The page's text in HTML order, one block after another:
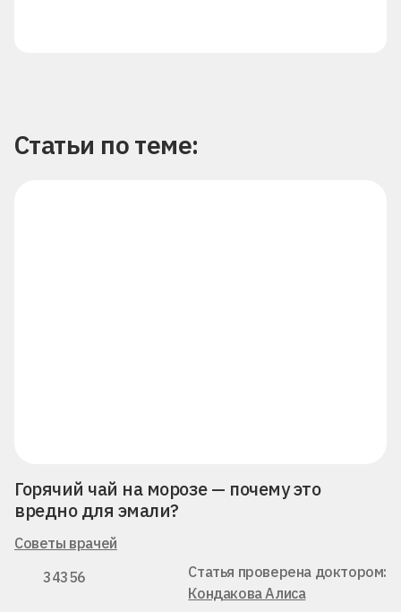
Статьи по теме:
Горячий чай на морозе — почему это
вредно для эмали?
Советы врачей
34356
Статья проверена доктором:
Кондакова Алиса